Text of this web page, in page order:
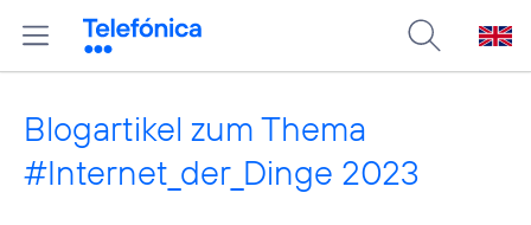
Blogartikel zum Thema
#Internet_der_Dinge 2023